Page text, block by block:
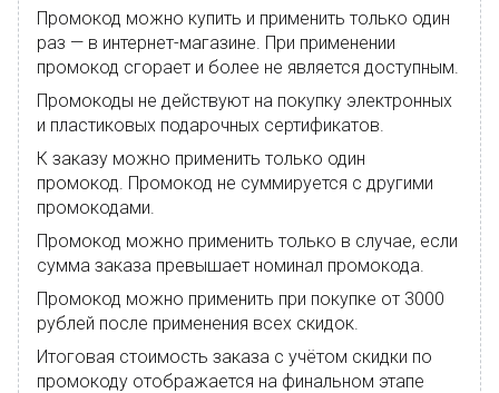
Промокод можно купить и применить только один
раз — в интернет-магазине. При применении
промокод сгорает и более не является доступным.
Промокоды не действуют на покупку электронных
и пластиковых подарочных сертификатов.
К заказу можно применить только один
промокод. Промокод не суммируется с другими
промокодами.
Промокод можно применить только в случае, если
сумма заказа превышает номинал промокода.
Промокод можно применить при покупке от 3000
рублей после применения всех скидок.
Итоговая стоимость заказа с учётом скидки по
промокоду отображается на финальном этапе